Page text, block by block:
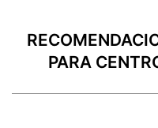
PARA